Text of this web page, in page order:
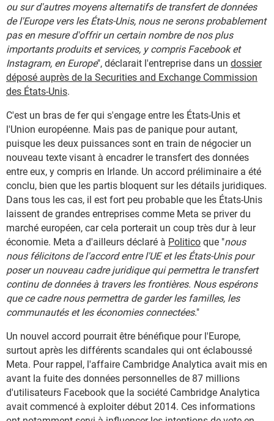
ou sur d'autres moyens alternatifs de transfert de données
de l'Europe vers les États-Unis, nous ne serons probablement
pas en mesure d'offrir un certain nombre de nos plus
importants produits et services, y compris Facebook et
Instagram, en Europe", déclarait l'entreprise dans un dossier
déposé auprès de la Securities and Exchange Commission
des États-Unis.
C'est un bras de fer qui s'engage entre les États-Unis et
l'Union européenne. Mais pas de panique pour autant,
puisque les deux puissances sont en train de négocier un
nouveau texte visant à encadrer le transfert des données
entre eux, y compris en Irlande. Un accord préliminaire a été
conclu, bien que les partis bloquent sur les détails juridiques.
Dans tous les cas, il est fort peu probable que les États-Unis
laissent de grandes entreprises comme Meta se priver du
marché européen, car cela porterait un coup très dur à leur
économie. Meta a d'ailleurs déclaré à Politico que "nous
nous félicitons de l'accord entre l'UE et les États-Unis pour
poser un nouveau cadre juridique qui permettra le transfert
continu de données à travers les frontières. Nous espérons
que ce cadre nous permettra de garder les familles, les
communautés et les économies connectées."
Un nouvel accord pourrait être bénéfique pour l'Europe,
surtout après les différents scandales qui ont éclaboussé
Meta. Pour rappel, l'affaire Cambridge Analytica avait mis en
avant la fuite des données personnelles de 87 millions
d'utilisateurs Facebook que la société Cambridge Analytica
avait commencé à exploiter début 2014. Ces informations